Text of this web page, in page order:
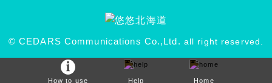
© CEDARS Communications Co.,Ltd. all right reserved.
How to use Help Home